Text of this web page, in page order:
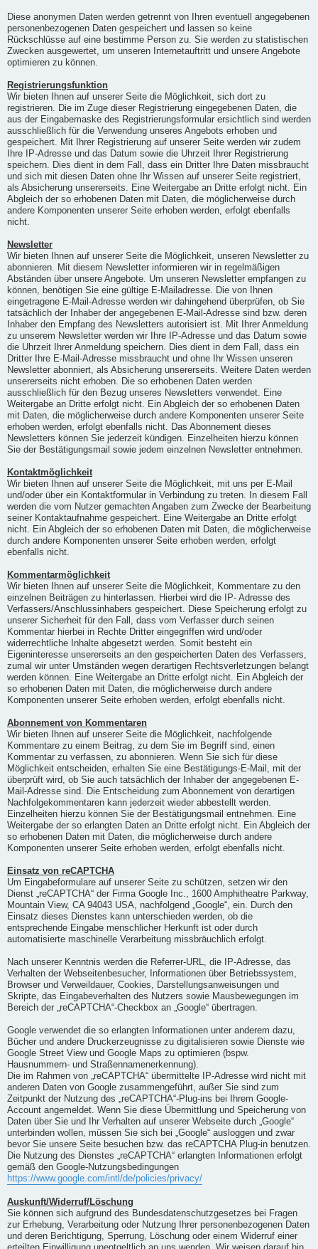
Diese anonymen Daten werden getrennt von Ihren eventuell angegebenen
personenbezogenen Daten gespeichert und lassen so keine
Rückschlüsse auf eine bestimme Person zu. Sie werden zu statistischen
Zwecken ausgewertet, um unseren Internetauftritt und unsere Angebote
optimieren zu können.
Registrierungsfunktion
Wir bieten Ihnen auf unserer Seite die Möglichkeit, sich dort zu
registrieren. Die im Zuge dieser Registrierung eingegebenen Daten, die
aus der Eingabemaske des Registrierungsformular ersichtlich sind werden
ausschließlich für die Verwendung unseres Angebots erhoben und
gespeichert. Mit Ihrer Registrierung auf unserer Seite werden wir zudem
Ihre IP-Adresse und das Datum sowie die Uhrzeit Ihrer Registrierung
speichern. Dies dient in dem Fall, dass ein Dritter Ihre Daten missbraucht
und sich mit diesen Daten ohne Ihr Wissen auf unserer Seite registriert,
als Absicherung unsererseits. Eine Weitergabe an Dritte erfolgt nicht. Ein
Abgleich der so erhobenen Daten mit Daten, die möglicherweise durch
andere Komponenten unserer Seite erhoben werden, erfolgt ebenfalls
nicht.
Newsletter
Wir bieten Ihnen auf unserer Seite die Möglichkeit, unseren Newsletter zu
abonnieren. Mit diesem Newsletter informieren wir in regelmäßigen
Abständen über unsere Angebote. Um unseren Newsletter empfangen zu
können, benötigen Sie eine gültige E-Mailadresse. Die von Ihnen
eingetragene E-Mail-Adresse werden wir dahingehend überprüfen, ob Sie
tatsächlich der Inhaber der angegebenen E-Mail-Adresse sind bzw. deren
Inhaber den Empfang des Newsletters autorisiert ist. Mit Ihrer Anmeldung
zu unserem Newsletter werden wir Ihre IP-Adresse und das Datum sowie
die Uhrzeit Ihrer Anmeldung speichern. Dies dient in dem Fall, dass ein
Dritter Ihre E-Mail-Adresse missbraucht und ohne Ihr Wissen unseren
Newsletter abonniert, als Absicherung unsererseits. Weitere Daten werden
unsererseits nicht erhoben. Die so erhobenen Daten werden
ausschließlich für den Bezug unseres Newsletters verwendet. Eine
Weitergabe an Dritte erfolgt nicht. Ein Abgleich der so erhobenen Daten
mit Daten, die möglicherweise durch andere Komponenten unserer Seite
erhoben werden, erfolgt ebenfalls nicht. Das Abonnement dieses
Newsletters können Sie jederzeit kündigen. Einzelheiten hierzu können
Sie der Bestätigungsmail sowie jedem einzelnen Newsletter entnehmen.
Kontaktmöglichkeit
Wir bieten Ihnen auf unserer Seite die Möglichkeit, mit uns per E-Mail
und/oder über ein Kontaktformular in Verbindung zu treten. In diesem Fall
werden die vom Nutzer gemachten Angaben zum Zwecke der Bearbeitung
seiner Kontaktaufnahme gespeichert. Eine Weitergabe an Dritte erfolgt
nicht. Ein Abgleich der so erhobenen Daten mit Daten, die möglicherweise
durch andere Komponenten unserer Seite erhoben werden, erfolgt
ebenfalls nicht.
Kommentarmöglichkeit
Wir bieten Ihnen auf unserer Seite die Möglichkeit, Kommentare zu den
einzelnen Beiträgen zu hinterlassen. Hierbei wird die IP- Adresse des
Verfassers/Anschlussinhabers gespeichert. Diese Speicherung erfolgt zu
unserer Sicherheit für den Fall, dass vom Verfasser durch seinen
Kommentar hierbei in Rechte Dritter eingegriffen wird und/oder
widerrechtliche Inhalte abgesetzt werden. Somit besteht ein
Eigeninteresse unsererseits an den gespeicherten Daten des Verfassers,
zumal wir unter Umständen wegen derartigen Rechtsverletzungen belangt
werden können. Eine Weitergabe an Dritte erfolgt nicht. Ein Abgleich der
so erhobenen Daten mit Daten, die möglicherweise durch andere
Komponenten unserer Seite erhoben werden, erfolgt ebenfalls nicht.
Abonnement von Kommentaren
Wir bieten Ihnen auf unserer Seite die Möglichkeit, nachfolgende
Kommentare zu einem Beitrag, zu dem Sie im Begriff sind, einen
Kommentar zu verfassen, zu abonnieren. Wenn Sie sich für diese
Möglichkeit entscheiden, erhalten Sie eine Bestätigungs-E-Mail, mit der
überprüft wird, ob Sie auch tatsächlich der Inhaber der angegebenen E-
Mail-Adresse sind. Die Entscheidung zum Abonnement von derartigen
Nachfolgekommentaren kann jederzeit wieder abbestellt werden.
Einzelheiten hierzu können Sie der Bestätigungsmail entnehmen. Eine
Weitergabe der so erlangten Daten an Dritte erfolgt nicht. Ein Abgleich der
so erhobenen Daten mit Daten, die möglicherweise durch andere
Komponenten unserer Seite erhoben werden, erfolgt ebenfalls nicht.
Einsatz von reCAPTCHA
Um Eingabeformulare auf unserer Seite zu schützen, setzen wir den
Dienst „reCAPTCHA“ der Firma Google Inc., 1600 Amphitheatre Parkway,
Mountain View, CA 94043 USA, nachfolgend „Google“, ein. Durch den
Einsatz dieses Dienstes kann unterschieden werden, ob die
entsprechende Eingabe menschlicher Herkunft ist oder durch
automatisierte maschinelle Verarbeitung missbräuchlich erfolgt.
Nach unserer Kenntnis werden die Referrer-URL, die IP-Adresse, das
Verhalten der Webseitenbesucher, Informationen über Betriebssystem,
Browser und Verweildauer, Cookies, Darstellungsanweisungen und
Skripte, das Eingabeverhalten des Nutzers sowie Mausbewegungen im
Bereich der „reCAPTCHA“-Checkbox an „Google“ übertragen.
Google verwendet die so erlangten Informationen unter anderem dazu,
Bücher und andere Druckerzeugnisse zu digitalisieren sowie Dienste wie
Google Street View und Google Maps zu optimieren (bspw.
Hausnummern- und Straßennamenerkennung).
Die im Rahmen von „reCAPTCHA“ übermittelte IP-Adresse wird nicht mit
anderen Daten von Google zusammengeführt, außer Sie sind zum
Zeitpunkt der Nutzung des „reCAPTCHA“-Plug-ins bei Ihrem Google-
Account angemeldet. Wenn Sie diese Übermittlung und Speicherung von
Daten über Sie und Ihr Verhalten auf unserer Webseite durch „Google“
unterbinden wollen, müssen Sie sich bei „Google“ ausloggen und zwar
bevor Sie unsere Seite besuchen bzw. das reCAPTCHA Plug-in benutzen.
Die Nutzung des Dienstes „reCAPTCHA“ erlangten Informationen erfolgt
gemäß den Google-Nutzungsbedingungen
https://www.google.com/intl/de/policies/privacy/
Auskunft/Widerruf/Löschung
Sie können sich aufgrund des Bundesdatenschutzgesetzes bei Fragen
zur Erhebung, Verarbeitung oder Nutzung Ihrer personenbezogenen Daten
und deren Berichtigung, Sperrung, Löschung oder einem Widerruf einer